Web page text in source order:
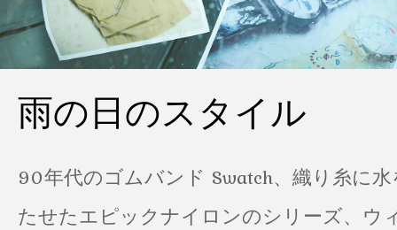
雨の日のスタイル
90年代のゴムバンド Swatch、織り糸に
たせたエピックナイロンのシリーズ、ウ